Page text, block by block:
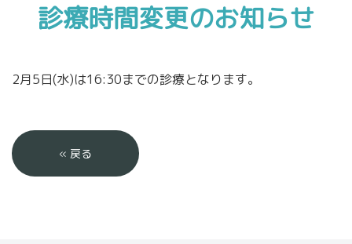
診療時間変更のお知らせ
2月5日(水)は16:30までの診療となります。
« 戻る